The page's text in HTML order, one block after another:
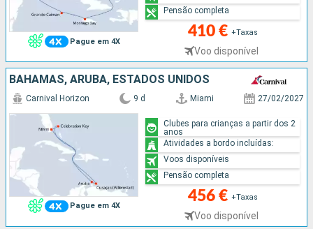
Pague em 4X
410 € +Taxas
Voo disponível
Pensão completa
BAHAMAS, ARUBA, ESTADOS UNIDOS
Pague em 4X
Carnival Horizon 9 d Miami 27/02/2027
456 € +Taxas
Voo disponível
Clubes para crianças a partir dos 2
anos
Atividades a bordo incluídas:
Voos disponíveis
Pensão completa